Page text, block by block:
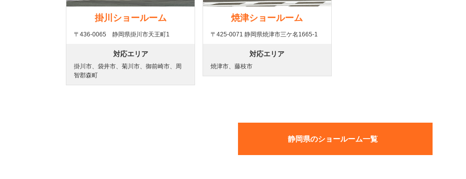
掛川ショールーム
〒436-0065 静岡県掛川市天王町1
対応エリア
掛川市、袋井市、菊川市、御前崎市、周
智郡森町
焼津ショールーム
〒425-0071 静岡県焼津市三ケ名1665-1
対応エリア
焼津市、藤枝市
静岡県のショールーム一覧